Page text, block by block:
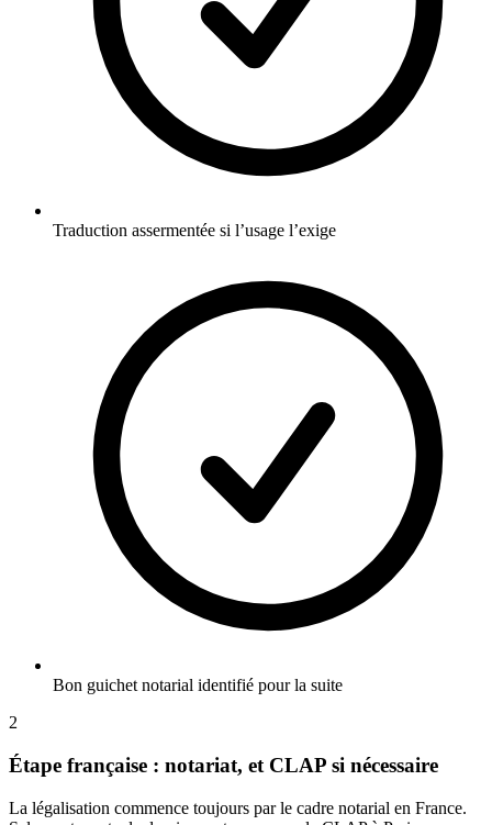
Traduction assermentée si l’usage l’exige
Bon guichet notarial identifié pour la suite
2
Étape française : notariat, et CLAP si nécessaire
La légalisation commence toujours par le cadre notarial en France.